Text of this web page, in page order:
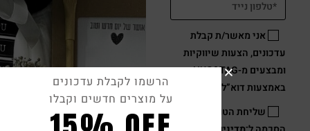
הרשמו לקבלת עדכונים
על מוצרים חדשים וקבלו